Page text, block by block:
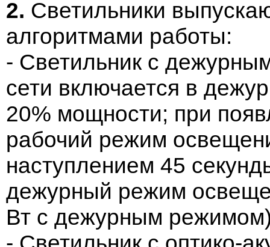
2. Светильники
алгоритмами работы:
- Светильник с
сети включается в
20% мощности; при
рабочий режим
наступлением 45
дежурный режим
Вт с дежурным